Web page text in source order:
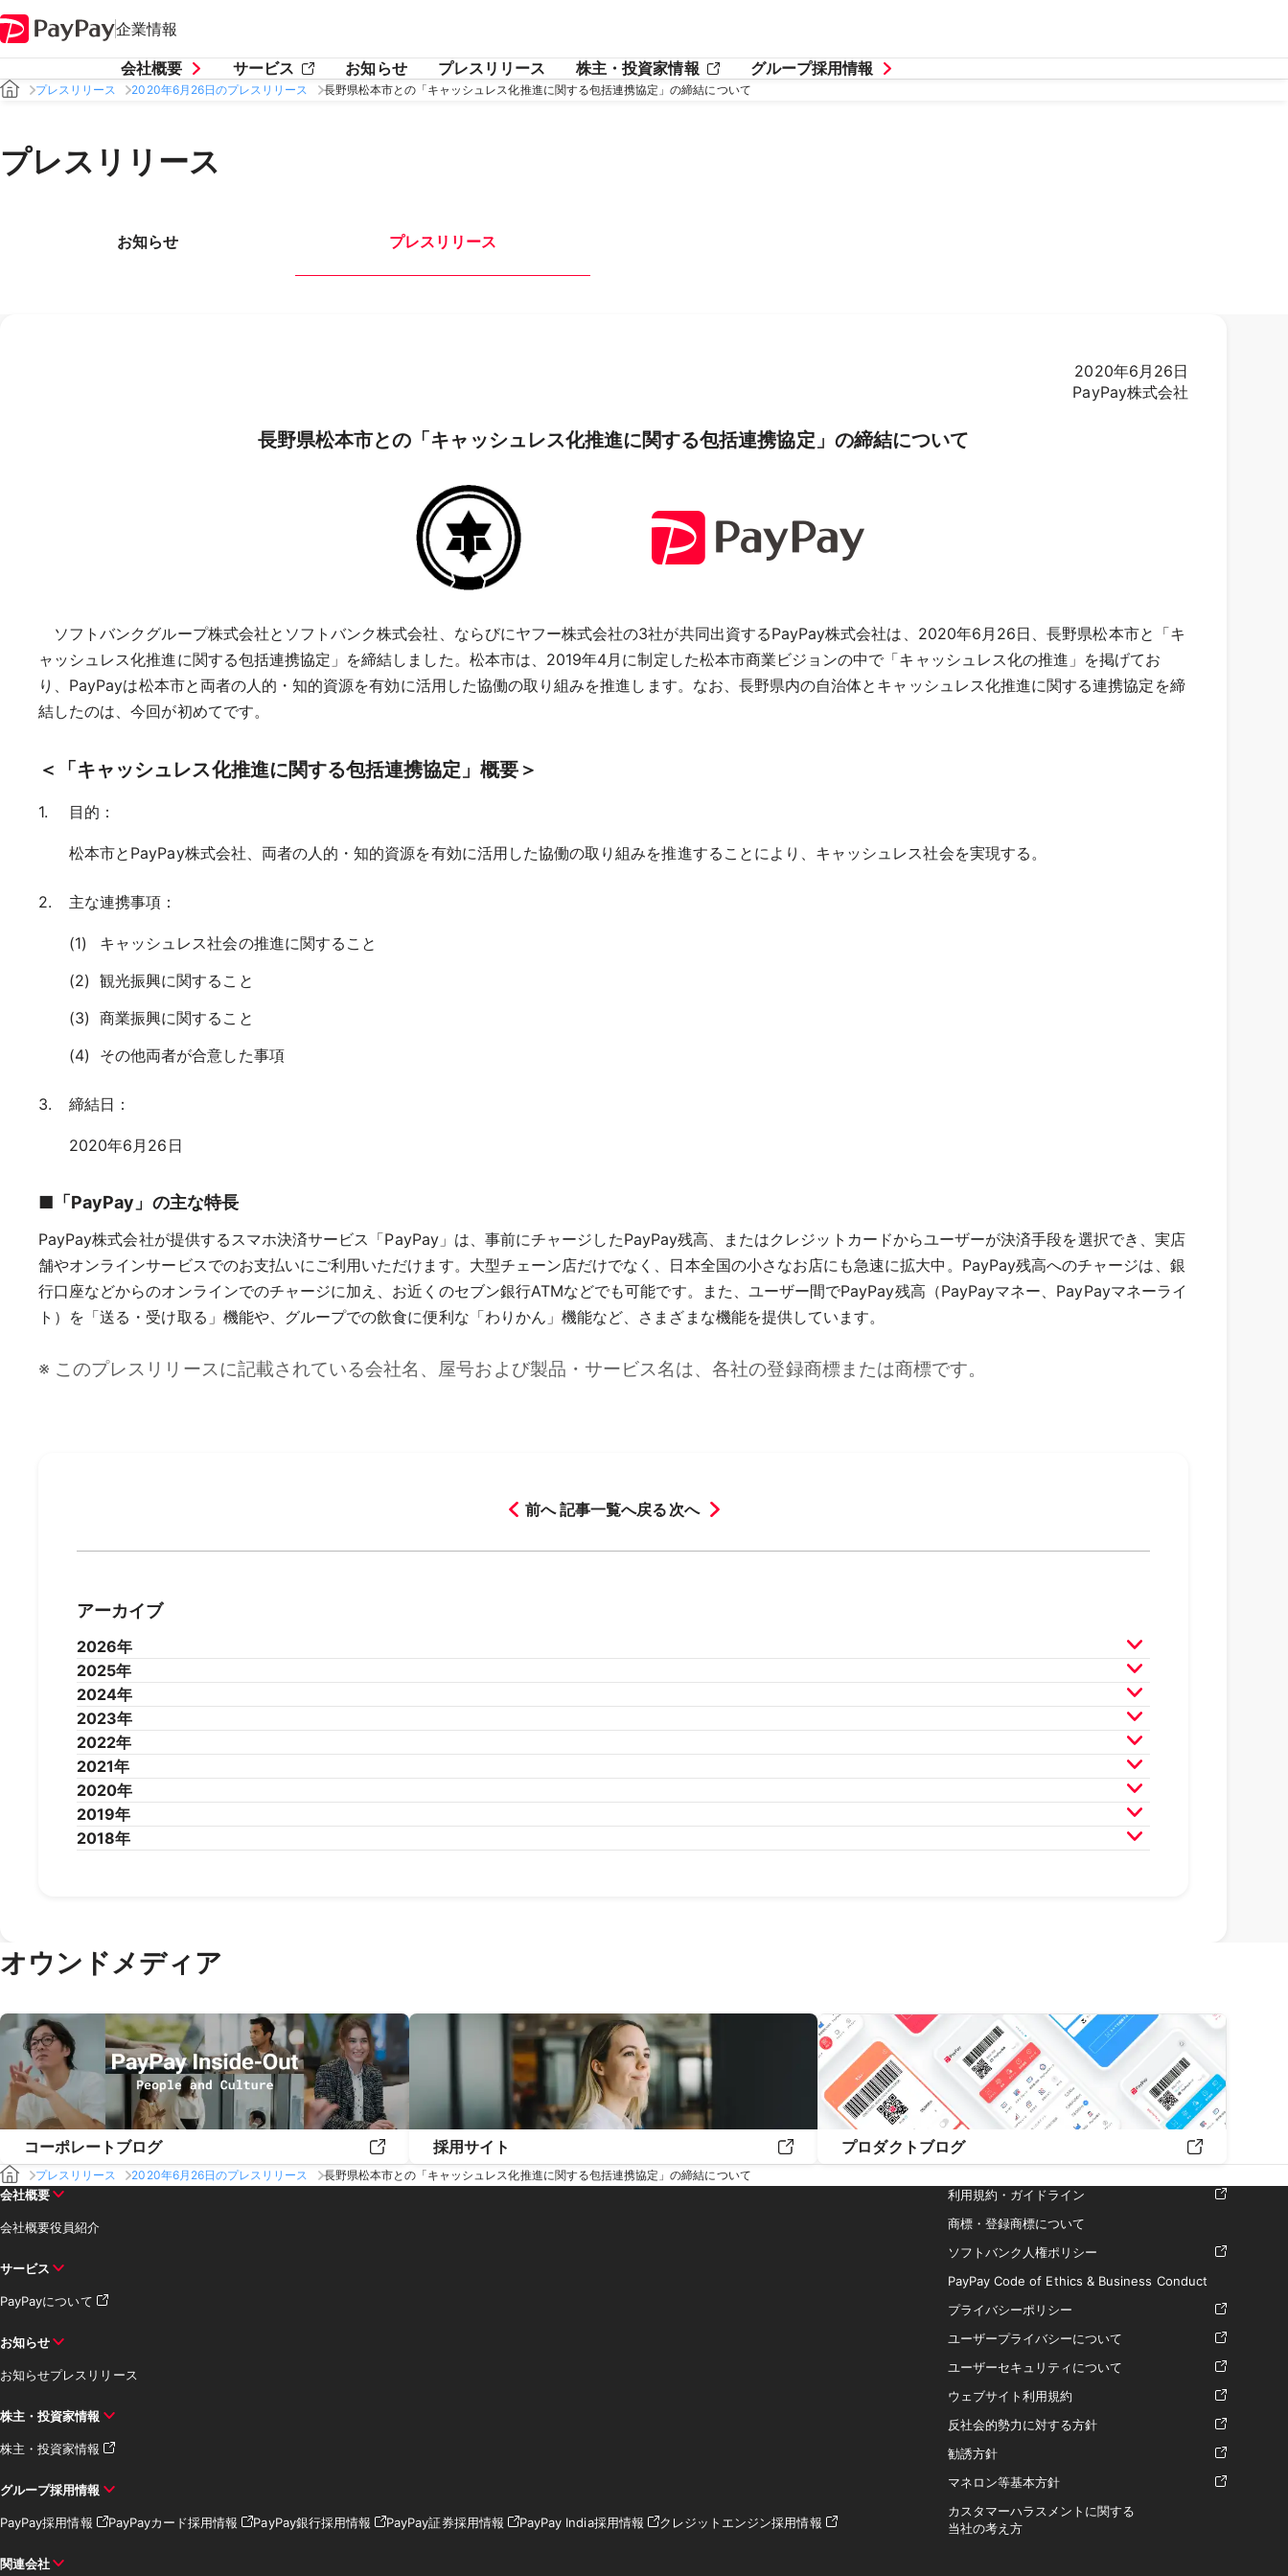
企業情報
会社概要 サービス お知らせ プレスリリース 株主・投資家情報 グループ採用情報
プレスリリース 2020年6月26日のプレスリリース 長野県松本市との「キャッシュレス化推進に関する包括連携協定」の締結について
プレスリリース
お知らせ プレスリリース
2020年6月26日
PayPay株式会社
長野県松本市との「キャッシュレス化推進に関する包括連携協定」の締結について
ソフトバンクグループ株式会社とソフトバンク株式会社、ならびにヤフー株式会社の3社が共同出資するPayPay株式会社は、2020年6月26日、長野県松本市と「キ
ャッシュレス化推進に関する包括連携協定」を締結しました。松本市は、2019年4月に制定した松本市商業ビジョンの中で「キャッシュレス化の推進」を掲げてお
り、PayPayは松本市と両者の人的・知的資源を有効に活用した協働の取り組みを推進します。なお、長野県内の自治体とキャッシュレス化推進に関する連携協定を締
結したのは、今回が初めてです。
＜「キャッシュレス化推進に関する包括連携協定」概要＞
目的：
松本市とPayPay株式会社、両者の人的・知的資源を有効に活用した協働の取り組みを推進することにより、キャッシュレス社会を実現する。
主な連携事項：
キャッシュレス社会の推進に関すること
観光振興に関すること
商業振興に関すること
その他両者が合意した事項
締結日：
2020年6月26日
■「PayPay」の主な特長
PayPay株式会社が提供するスマホ決済サービス「PayPay」は、事前にチャージしたPayPay残高、またはクレジットカードからユーザーが決済手段を選択でき、実店
舗やオンラインサービスでのお支払いにご利用いただけます。大型チェーン店だけでなく、日本全国の小さなお店にも急速に拡大中。PayPay残高へのチャージは、銀
行口座などからのオンラインでのチャージに加え、お近くのセブン銀行ATMなどでも可能です。また、ユーザー間でPayPay残高（PayPayマネー、PayPayマネーライ
ト）を「送る・受け取る」機能や、グループでの飲食に便利な「わりかん」機能など、さまざまな機能を提供しています。
※ このプレスリリースに記載されている会社名、屋号および製品・サービス名は、各社の登録商標または商標です。
前へ 記事一覧へ戻る 次へ
アーカイブ
2026年
2026年7月 2026年6月 2026年5月 2026年4月 2026年3月 2026年2月
2025年
2025年12月2025年11月2025年10月2025年9月 2025年8月 2025年7月 2025年6月 2025年5月 2025年4月 2025年3月 2025年2月
2025年1月
2024年
2024年12月2024年11月2024年10月2024年9月 2024年8月 2024年7月 2024年6月 2024年5月 2024年4月 2024年3月 2024年2月
2024年1月
2023年
2023年12月2023年11月2023年10月2023年9月 2023年8月 2023年7月 2023年6月 2023年5月 2023年4月 2023年3月 2023年2月
2023年1月
2022年
2022年12月2022年11月2022年10月2022年9月 2022年8月 2022年7月 2022年6月 2022年5月 2022年4月 2022年3月 2022年2月
2022年1月
2021年
2021年12月2021年11月 2021年10月2021年9月 2021年8月 2021年7月 2021年6月 2021年5月 2021年4月 2021年3月 2021年2月
2021年1月
2020年
2020年12月2020年11月2020年10月2020年9月 2020年8月 2020年7月 2020年6月 2020年5月 2020年4月 2020年3月 2020年2月
2020年1月
2019年
2019年12月2019年11月 2019年10月2019年9月 2019年8月 2019年7月 2019年6月 2019年5月 2019年4月 2019年3月 2019年2月
2018年
オウンドメディア
コーポレートブログ 採用サイト プロダクトブログ
プレスリリース 2020年6月26日のプレスリリース 長野県松本市との「キャッシュレス化推進に関する包括連携協定」の締結について
会社概要
会社概要役員紹介
サービス
PayPayについて
お知らせ
お知らせプレスリリース
株主・投資家情報
株主・投資家情報
グループ採用情報
PayPay採用情報 PayPayカード採用情報 PayPay銀行採用情報 PayPay証券採用情報 PayPay India採用情報 クレジットエンジン採用情報
関連会社
利用規約・ガイドライン
商標・登録商標について
ソフトバンク人権ポリシー
PayPay Code of Ethics & Business Conduct
プライバシーポリシー
ユーザープライバシーについて
ユーザーセキュリティについて
ウェブサイト利用規約
反社会的勢力に対する方針
勧誘方針
マネロン等基本方針
カスタマーハラスメントに関する
当社の考え方